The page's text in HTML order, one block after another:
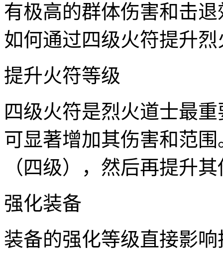
有极高的群体伤害和击
如何通过四级火符提升
提升火符等级
四级火符是烈火道士最
可显著增加其伤害和范
（四级），然后再提升
强化装备
装备的强化等级直接影